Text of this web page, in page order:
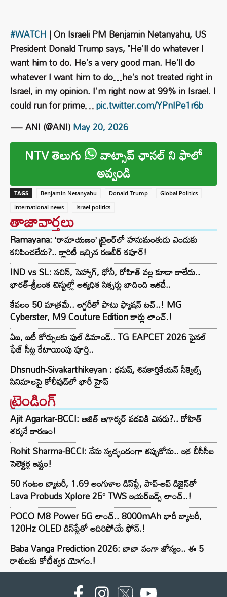
#WATCH | On Israeli PM Benjamin Netanyahu, US
President Donald Trump says, "He'll do whatever I
want him to do. He's a very good man. He'll do
whatever I want him to do…he's not treated right in
Israel, in my opinion. I'm right now at 99% in Israel. I
could run for prime…pic.twitter.com/YPnIPe1r6b
— ANI (@ANI)May 20, 2026
NTV తెలుగు వాట్సాప్ ఛానల్ ని ఫాలో
అవ్వండి
TAGS Benjamin Netanyahu Donald Trump
Global Politics
international news
Israel politics
తాజావార్తలు
Ramayana: ‘రామాయణం’ ట్రైలర్‌లో హనుమంతుడు ఎందుకు
కనిపించలేదు?.. క్లారిటీ ఇచ్చిన రణబీర్ కపూర్!
IND vs SL: సచిన్, సెహ్వాగ్, ధోనీ, రోహిత్‌ వల్ల కూడా కాలేదు..
భారత్-శ్రీలంక టెస్టుల్లో అత్యధిక సిక్సర్లు బాదింది ఇతడే..
కేవలం 50 మాత్రమే.. లగ్జరీతో పాటు ఫ్యాషన్ టచ్..! MG
Cyberster, M9 Couture Edition కార్లు లాంచ్.!
ఏఐ, ఐటీ కోర్సులకు ఫుల్ డిమాండ్.. TG EAPCET 2026 ఫైనల్
ఫేజ్ సీట్ల కేటాయింపు పూర్తి..
Dhsnudh-Sivakarthikeyan : ధనుష్, శివకార్తికేయన్ సీక్వెల్స్
సినిమాలపై కోలీవుడ్‌లో భారీ హైప్
ట్రెండింగ్‌
Ajit Agarkar-BCCI: అజిత్ అగార్కర్ పదవికి ఎసరు?.. రోహిత్
శర్మనే కారణం!
Rohit Sharma-BCCI: నేను స్వచ్ఛందంగా తప్పుకోను.. ఇక బీసీసీఐ
సెలెక్టర్ల ఇష్టం!
50 గంటల బ్యాటరీ, 1.69 అంగుళాల డిస్‌ప్లే, పాప్-అప్ డిజైన్‌తో
Lava Probuds Xplore 25° TWS ఇయర్‌బడ్స్ లాంచ్..!
POCO M8 Power 5G లాంచ్.. 8000mAh భారీ బ్యాటరీ,
120Hz OLED డిస్‌ప్లేతో అదిరిపోయే ఫోన్.!
Baba Vanga Prediction 2026: బాబా వంగా జోస్యం.. ఈ 5
రాశులకు కోటీశ్వర యోగం.!